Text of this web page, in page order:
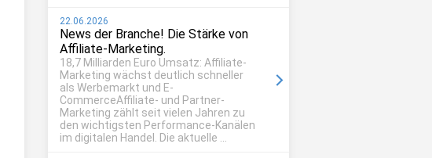
22.06.2026
News der Branche! Die Stärke von
Affiliate-Marketing.
18,7 Milliarden Euro Umsatz: Affiliate-
Marketing wächst deutlich schneller
als Werbemarkt und E-
CommerceAffiliate- und Partner-
Marketing zählt seit vielen Jahren zu
den wichtigsten Performance-Kanälen
im digitalen Handel. Die aktuelle ...